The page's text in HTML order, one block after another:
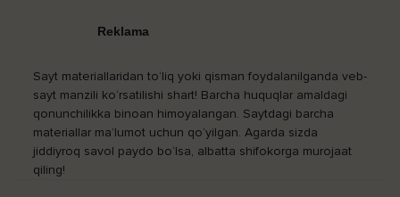
Reklama
Sayt materiallaridan to‘liq yoki qisman foydalanilganda veb-
sayt manzili ko‘rsatilishi shart! Barcha huquqlar amaldagi
qonunchilikka binoan himoyalangan. Saytdagi barcha
materiallar ma’lumot uchun qo‘yilgan. Agarda sizda
jiddiyroq savol paydo bo‘lsa, albatta shifokorga murojaat
qiling!